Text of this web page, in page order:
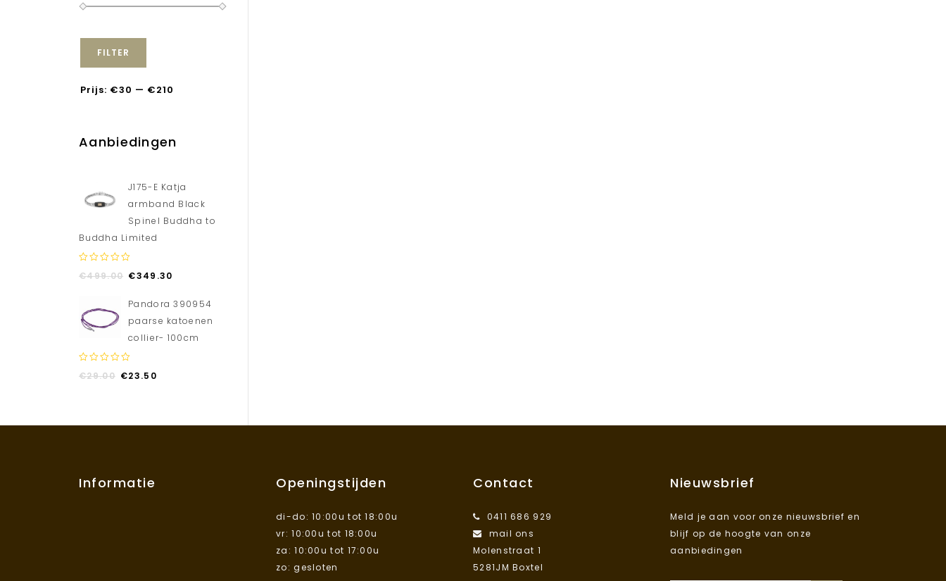
FILTER
Prijs: €30 — €210
Aanbiedingen
J175-E Katja
armband Black
Spinel Buddha to
Buddha Limited
out
€499.00 €349.30
Pandora 390954
paarse katoenen
collier- 100cm
out
€29.00 €23.50
Informatie Openingstijden
di-do: 10:00u tot 18:00u
vr: 10:00u tot 18:00u
za: 10:00u tot 17:00u
zo: gesloten
Contact
0411 686 929
mail ons
Molenstraat 1
5281JM Boxtel
Nieuwsbrief
Meld je aan voor onze nieuwsbrief en
blijf op de hoogte van onze
aanbiedingen